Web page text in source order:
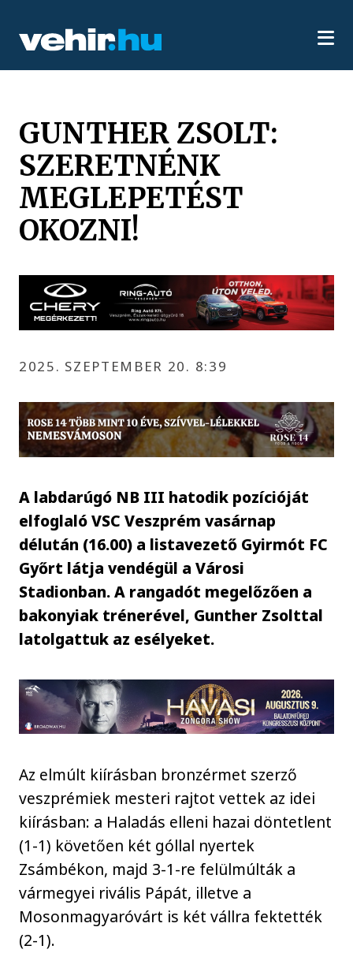
GUNTHER ZSOLT:
SZERETNÉNK
MEGLEPETÉST
OKOZNI!
2025. SZEPTEMBER 20. 8:39
A labdarúgó NB III hatodik pozícióját
elfoglaló VSC Veszprém vasárnap
délután (16.00) a listavezető Gyirmót FC
Győrt látja vendégül a Városi
Stadionban. A rangadót megelőzően a
bakonyiak trénerével, Gunther Zsolttal
latolgattuk az esélyeket.
Az elmúlt kiírásban bronzérmet szerző
veszprémiek mesteri rajtot vettek az idei
kiírásban: a Haladás elleni hazai döntetlent
(1-1) követően két góllal nyertek
Zsámbékon, majd 3-1-re felülmúlták a
vármegyei rivális Pápát, illetve a
Mosonmagyaróvárt is két vállra fektették
(2-1).